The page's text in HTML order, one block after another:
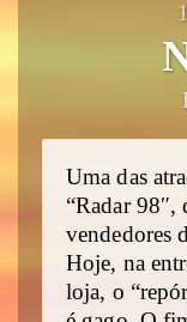
Uma das
“Radar 98″,
vendedores
Hoje, na
loja, o